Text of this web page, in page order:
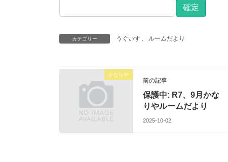
カテゴリー うぐいす ルームだより
かなりや
前の記事
保護中: R7、9月かな
りやルームだより
2025-10-02